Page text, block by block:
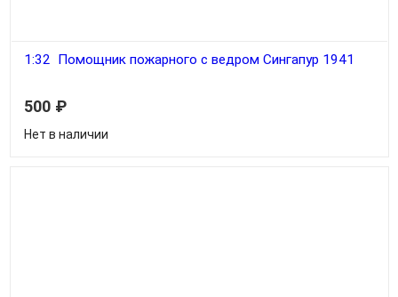
1:32 Помощник пожарного с ведром Сингапур 1941
500 ₽
Нет в наличии